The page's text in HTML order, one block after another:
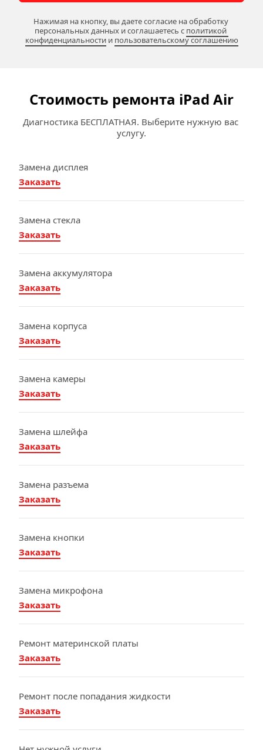
Нажимая на кнопку, вы даете согласие на обработку
персональных данных и соглашаетесь c политикой
конфиденциальности и пользовательскому соглашению
Стоимость ремонта iPad Air
Диагностика БЕСПЛАТНАЯ. Выберите нужную вас
услугу.
Замена дисплея
Заказать
Замена стекла
Заказать
Замена аккумулятора
Заказать
Замена корпуса
Заказать
Замена камеры
Заказать
Замена шлейфа
Заказать
Замена разъема
Заказать
Замена кнопки
Заказать
Замена микрофона
Заказать
Ремонт материнской платы
Заказать
Ремонт после попадания жидкости
Заказать